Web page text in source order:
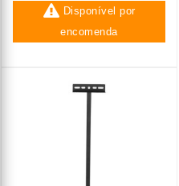
Disponível por
encomenda